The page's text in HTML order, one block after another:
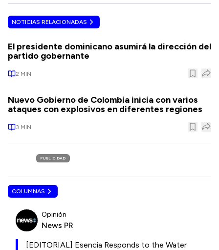
NOTICIAS RELACIONADAS
El presidente dominicano asumirá la dirección del
partido gobernante
2 MIN
Nuevo Gobierno de Colombia inicia con varios
ataques con explosivos en diferentes regiones
3 MIN
PUBLICIDAD
COLUMNAS
Opinión
News PR
[EDITORIAL] Esencia Responds to the Water